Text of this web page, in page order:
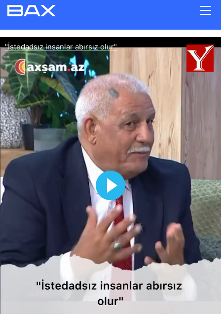
"İstedadsız insanlar abırsız olur"
02.07.2026
YENILIK.AZ